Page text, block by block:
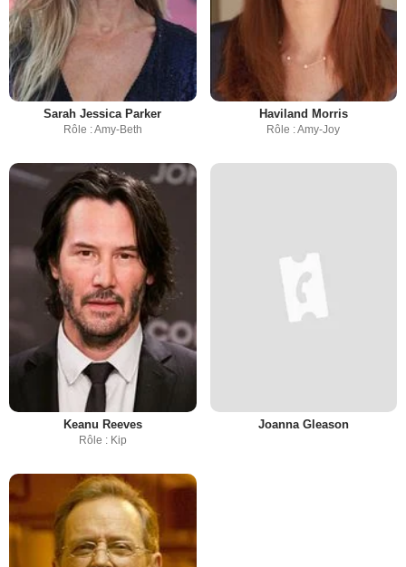
Sarah Jessica Parker
Rôle : Amy-Beth
Haviland Morris
Rôle : Amy-Joy
Keanu Reeves
Rôle : Kip
Joanna Gleason